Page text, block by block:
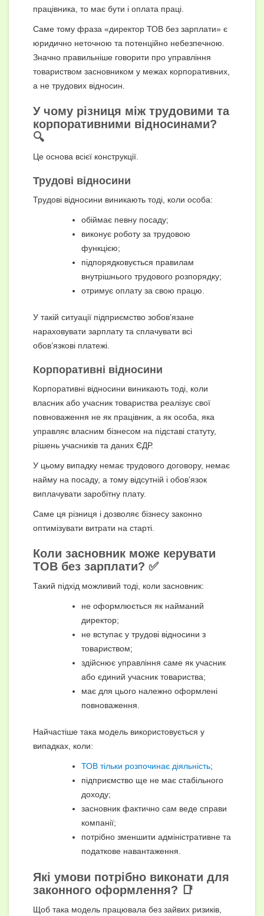
працівника, то має бути і оплата праці.
Саме тому фраза «директор ТОВ без зарплати» є
юридично неточною та потенційно небезпечною.
Значно правильніше говорити про управління
товариством засновником у межах корпоративних,
а не трудових відносин.
У чому різниця між трудовими та
корпоративними відносинами?
🔍
Це основа всієї конструкції.
Трудові відносини
Трудові відносини виникають тоді, коли особа:
обіймає певну посаду;
виконує роботу за трудовою
функцією;
підпорядковується правилам
внутрішнього трудового розпорядку;
отримує оплату за свою працю.
У такій ситуації підприємство зобов’язане
нараховувати зарплату та сплачувати всі
обов’язкові платежі.
Корпоративні відносини
Корпоративні відносини виникають тоді, коли
власник або учасник товариства реалізує свої
повноваження не як працівник, а як особа, яка
управляє власним бізнесом на підставі статуту,
рішень учасників та даних ЄДР.
У цьому випадку немає трудового договору, немає
найму на посаду, а тому відсутній і обов’язок
виплачувати заробітну плату.
Саме ця різниця і дозволяє бізнесу законно
оптимізувати витрати на старті.
Коли засновник може керувати
ТОВ без зарплати? ✅
Такий підхід можливий тоді, коли засновник:
не оформлюється як найманий
директор;
не вступає у трудові відносини з
товариством;
здійснює управління саме як учасник
або єдиний учасник товариства;
має для цього належно оформлені
повноваження.
Найчастіше така модель використовується у
випадках, коли:
ТОВ тільки розпочинає діяльність;
підприємство ще не має стабільного
доходу;
засновник фактично сам веде справи
компанії;
потрібно зменшити адміністративне та
податкове навантаження.
Які умови потрібно виконати для
законного оформлення? 📑
Щоб така модель працювала без зайвих ризиків,